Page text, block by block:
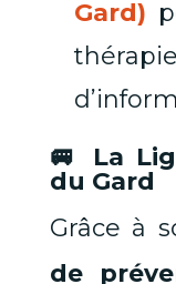
Gard)
🚐 La
du Gard
Grâce à
de